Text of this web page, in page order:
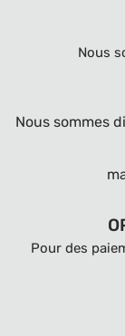
Nous
Nous sommes
Pour des